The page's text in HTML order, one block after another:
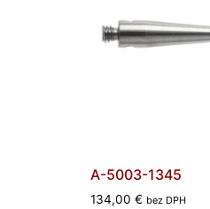
A-5003-1345
134,00 € bez DPH